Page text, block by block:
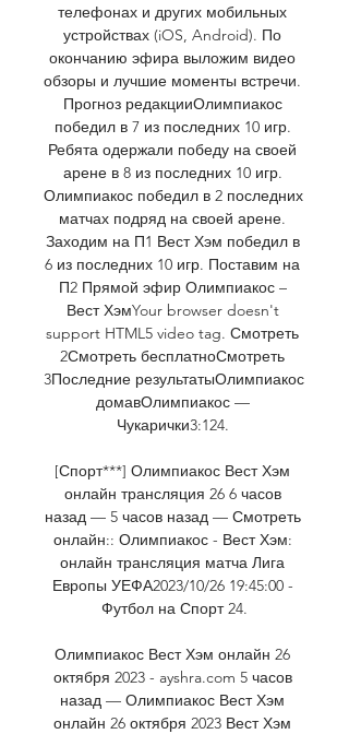
телефонах и других мобильных
устройствах (iOS, Android). По
окончанию эфира выложим видео
обзоры и лучшие моменты встречи.
Прогноз редакцииОлимпиакос
победил в 7 из последних 10 игр.
Ребята одержали победу на своей
арене в 8 из последних 10 игр.
Олимпиакос победил в 2 последних
матчах подряд на своей арене.
Заходим на П1 Вест Хэм победил в
6 из последних 10 игр. Поставим на
П2 Прямой эфир Олимпиакос –
Вест ХэмYour browser doesn't
support HTML5 video tag. Смотреть
2Смотреть бесплатноСмотреть
3Последние результатыОлимпиакос
домавОлимпиакос —
Чукарички3:124.
[Спорт***] Олимпиакос Вест Хэм
онлайн трансляция 26 6 часов
назад — 5 часов назад — Смотреть
онлайн:: Олимпиакос - Вест Хэм:
онлайн трансляция матча Лига
Европы УЕФА2023/10/26 19:45:00 -
Футбол на Спорт 24.
Олимпиакос Вест Хэм онлайн 26
октября 2023 - ayshra.com 5 часов
назад — Олимпиакос Вест Хэм
онлайн 26 октября 2023 Вест Хэм